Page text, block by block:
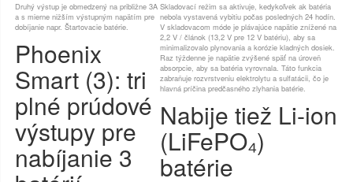
Druhý výstup je obmedzený na približne 3A
a s mierne nižším výstupným napätím pre
dobíjanie napr. Štartovacie batérie.
Phoenix
Smart (3): tri
plné prúdové
výstupy pre
nabíjanie 3
Skladovací režim sa aktivuje, kedykoľvek ak batéria
nebola vystavená vybitiu počas posledných 24 hodín.
V skladovacom móde je plávajúce napätie znížené na
2,2 V / článok (13,2 V pre 12 V batériu), aby sa
minimalizovalo plynovania a korózie kladných dosiek.
Raz týždenne je napätie zvýšené späť na úroveň
absorpcie, aby sa batéria vyrovnala. Táto funkcia
zabraňuje rozvrstveniu elektrolytu a sulfatácii, čo je
hlavná príčina predčasného zlyhania batérie.
Nabije tiež Li-ion
(LiFePO₄)
batérie